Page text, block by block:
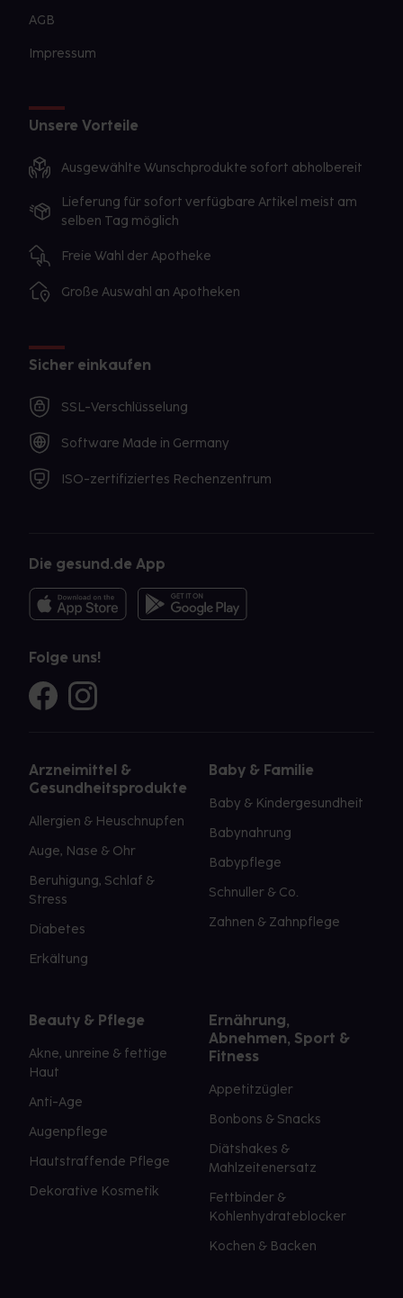
AGB
Impressum
Unsere Vorteile
Ausgewählte Wunschprodukte sofort abholbereit
Lieferung für sofort verfügbare Artikel meist am
selben Tag möglich
Freie Wahl der Apotheke
Große Auswahl an Apotheken
Sicher einkaufen
SSL-Verschlüsselung
Software Made in Germany
ISO-zertifiziertes Rechenzentrum
Die gesund.de App
Folge uns!
Arzneimittel &
Gesundheitsprodukte
Allergien & Heuschnupfen
Auge, Nase & Ohr
Beruhigung, Schlaf &
Stress
Diabetes
Erkältung
Baby & Familie
Baby & Kindergesundheit
Babynahrung
Babypflege
Schnuller & Co.
Zahnen & Zahnpflege
Beauty & Pflege
Akne, unreine & fettige
Haut
Anti-Age
Augenpflege
Hautstraffende Pflege
Dekorative Kosmetik
Ernährung,
Abnehmen, Sport &
Fitness
Appetitzügler
Bonbons & Snacks
Diätshakes &
Mahlzeitenersatz
Fettbinder &
Kohlenhydrateblocker
Kochen & Backen